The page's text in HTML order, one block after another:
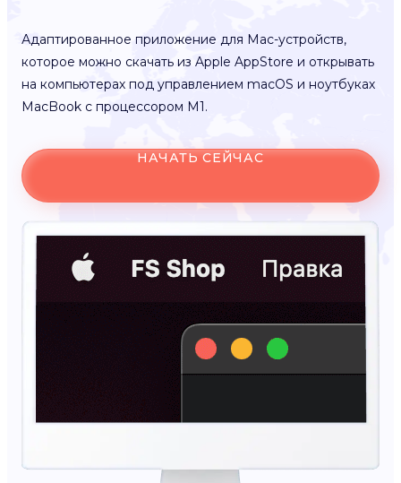
Адаптированное приложение для Mac-устройств,
которое можно скачать из Apple AppStore и открывать
на компьютерах под управлением macOS и ноутбуках
MacBook с процессором M1.
НАЧАТЬ СЕЙЧАС